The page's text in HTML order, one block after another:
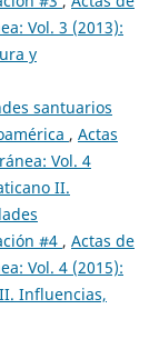
Vol. 3 (2013):
y
santuarios
, Actas
Vol. 4
II.
#4 , Actas de
Vol. 4 (2015):
Influencias,